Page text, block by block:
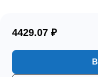
4429.07 ₽